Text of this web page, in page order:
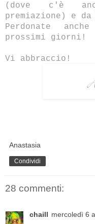
(dove c'è
premiazione) e da
Perdonate
prossimi giorni!
Vi abbraccio!
Anastasia
Condividi
28 commenti:
chaill mercoledì 6